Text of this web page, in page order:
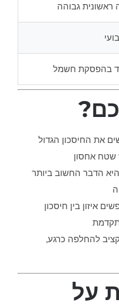
גבוהה
בהפסקת חשמל
החיסכון הגדול
אחסון
הדבר החשוב ביותר
בין חיסכון
להחלפה כרגע,
על